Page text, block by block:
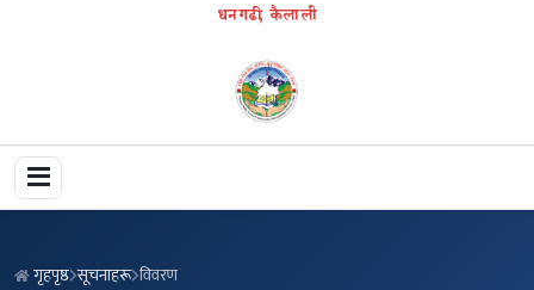
धनगढी, कैलाली
गृहपृष्ठ सूचनाहरू विवरण